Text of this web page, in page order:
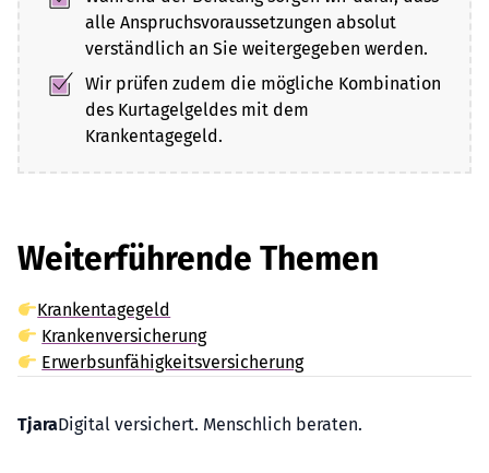
alle Anspruchsvoraussetzungen absolut
verständlich an Sie weitergegeben werden.
Wir prüfen zudem die mögliche Kombination
des Kurtagelgeldes mit dem
Krankentagegeld.
Weiterführende Themen
Krankentagegeld
Krankenversicherung
Erwerbsunfähigkeitsversicherung
TjaraDigital versichert. Menschlich beraten.